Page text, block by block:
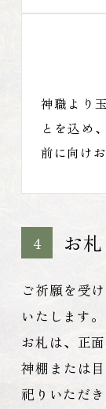
神職より
とを込め
前に向け
4 お
ご祈願を受
いたします。
お札は、正
神棚または
祀りいただ